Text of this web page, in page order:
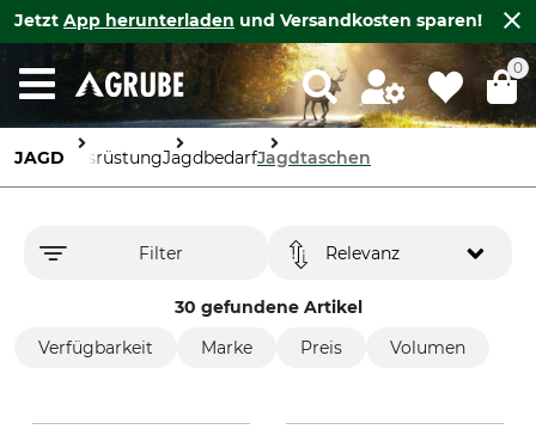
Jetzt App herunterladen und Versandkosten sparen!
0
JAGD AusrüstungJagdbedarfJagdtaschen
Filter
30 gefundene Artikel
Relevanz
Verfügbarkeit Marke Preis Volumen